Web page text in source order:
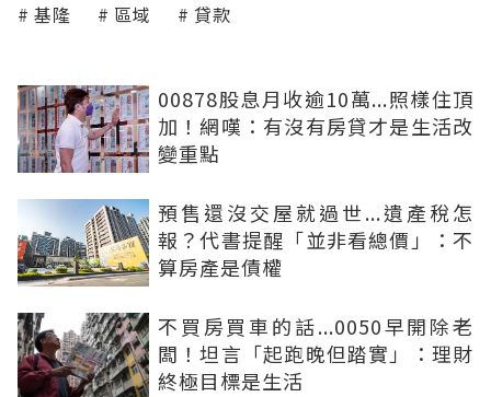
基隆 區域 貸款
00878股息月收逾10萬...照樣住頂
加！網嘆：有沒有房貸才是生活改
變重點
預售還沒交屋就過世...遺產稅怎
報？代書提醒「並非看總價」：不
算房產是債權
不買房買車的話...0050早開除老
闆！坦言「起跑晚但踏實」：理財
終極目標是生活